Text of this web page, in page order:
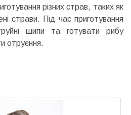
різних страв, таких як
страви. Під час приготування
шипи та готувати рибу
отруєння.